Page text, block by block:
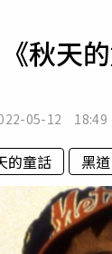
秋天
05-12 18:49
的童話 黑道